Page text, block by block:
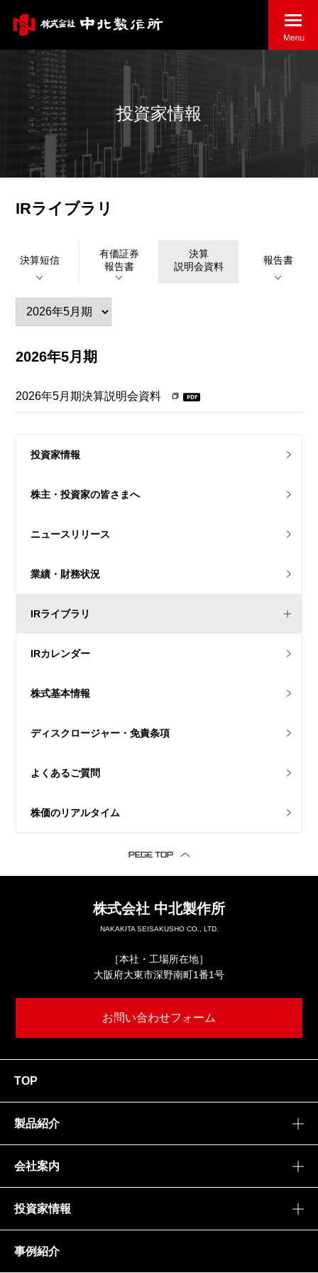
投資家情報
IRライブラリ
決算短信
有価証券
報告書
決算
説明会資料
報告書
2026年5月期
2026年5月期決算説明会資料
投資家情報
株主・投資家の皆さまへ
ニュースリリース
業績・財務状況
IRライブラリ
IRカレンダー
株式基本情報
ディスクロージャー・免責条項
よくあるご質問
株価のリアルタイム
PEGE TOP
株式会社 中北製作所
NAKAKITA SEISAKUSHO CO., LTD.
［本社・工場所在地］
大阪府大東市深野南町1番1号
お問い合わせフォーム
TOP
製品紹介
会社案内
投資家情報
事例紹介